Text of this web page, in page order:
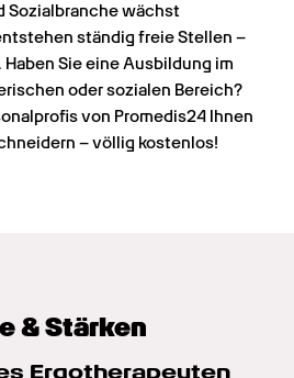
Sozialbranche wächst
ständig freie Stellen –
Sie eine Ausbildung im
oder sozialen Bereich?
von Promedis24 Ihnen
– völlig kostenlos!
& Stärken
Ergotherapeuten